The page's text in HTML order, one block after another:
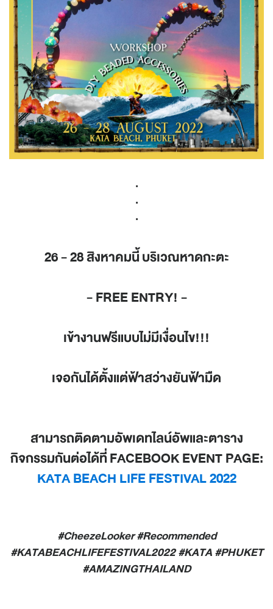
.
.
.
26 - 28 สิงหาคมนี้ บริเวณหาดกะตะ
- FREE ENTRY! -
เข้างานฟรีแบบไม่มีเงื่อนไข!!!
เจอกันได้ตั้งแต่ฟ้าสว่างยันฟ้ามืด
สามารถติดตามอัพเดทไลน์อัพและตาราง
กิจกรรมกันต่อได้ที่FACEBOOK EVENT PAGE:
KATA BEACH LIFE FESTIVAL 2022
#CheezeLooker #Recommended
#KATABEACHLIFEFESTIVAL2022 #KATA #PHUKET
#AMAZINGTHAILAND